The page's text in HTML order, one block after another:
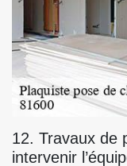
12. Travaux de
intervenir